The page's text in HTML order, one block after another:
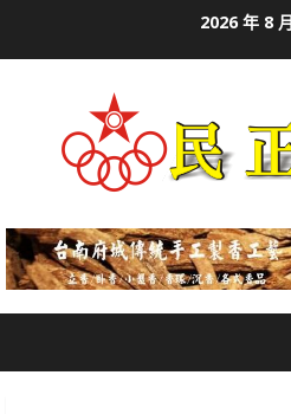
2026 年 8